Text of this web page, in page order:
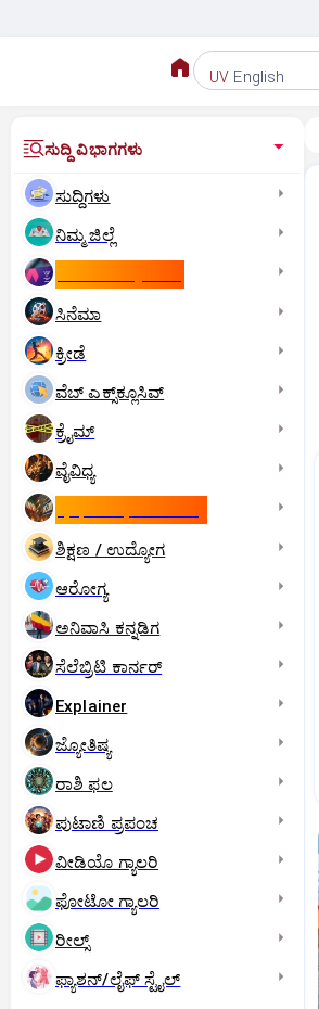
UV English
ಸುದ್ದಿ ವಿಭಾಗಗಳು
ಸುದ್ದಿಗಳು
ನಿಮ್ಮ ಜಿಲ್ಲೆ
ಸಿನೆಮಾ
ಕ್ರೀಡೆ
ವೆಬ್ ಎಕ್ಸ್‌ಕ್ಲೂಸಿವ್
ಕ್ರೈಮ್
ವೈವಿಧ್ಯ
ಶಿಕ್ಷಣ / ಉದ್ಯೋಗ
ಆರೋಗ್ಯ
ಅನಿವಾಸಿ ಕನ್ನಡಿಗ
ಸೆಲೆಬ್ರಿಟಿ ಕಾರ್ನರ್‌
Explainer
ಜ್ಯೋತಿಷ್ಯ
ರಾಶಿ ಫಲ
ಪುಟಾಣಿ ಪ್ರಪಂಚ
ವೀಡಿಯೊ ಗ್ಯಾಲರಿ
ಫೋಟೋ ಗ್ಯಾಲರಿ
ರೀಲ್ಸ್
ಫ್ಯಾಶನ್/ಲೈಫ್‌ ಸ್ಟೈಲ್